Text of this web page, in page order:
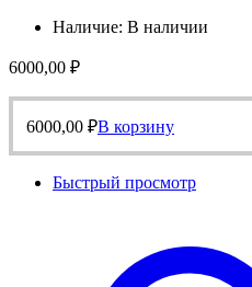
Наличие: В наличии
6000,00 ₽
6000,00 ₽В корзину
Быстрый просмотр